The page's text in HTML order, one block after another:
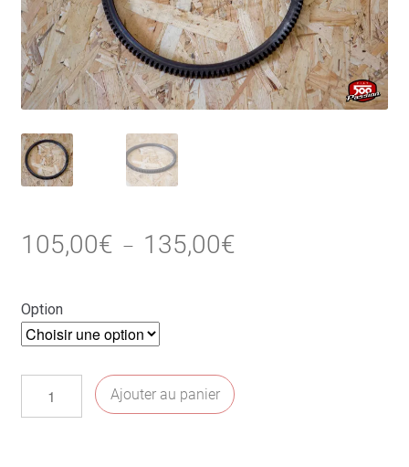
105,00€ – 135,00€
135,00€
Option
Ajouter au panier